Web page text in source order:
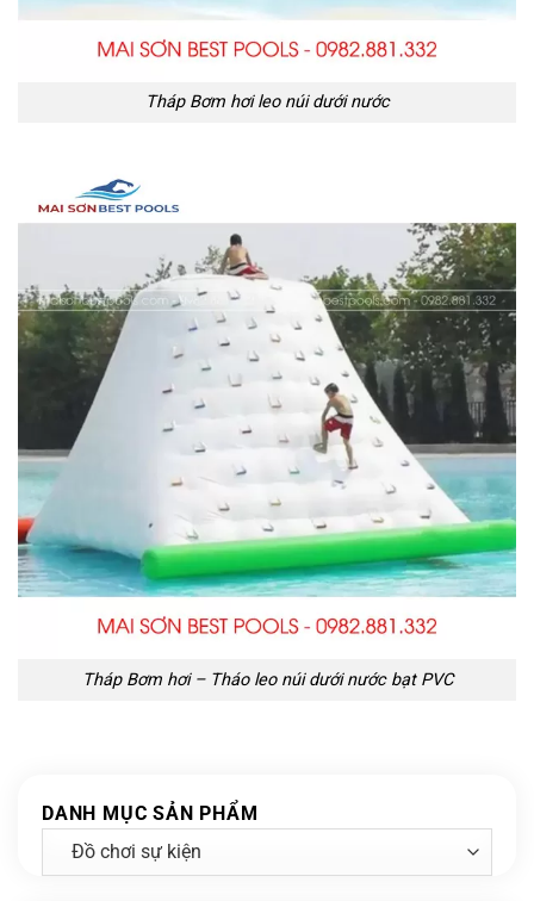
Tháp Bơm hơi leo núi dưới nước
Tháp Bơm hơi – Tháo leo núi dưới nước bạt PVC
DANH MỤC SẢN PHẨM